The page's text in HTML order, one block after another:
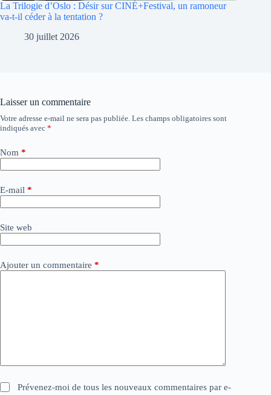
La Trilogie d’Oslo : Désir sur CINÉ+Festival, un ramoneur
va-t-il céder à la tentation ?
30 juillet 2026
Laisser un commentaire
Votre adresse e-mail ne sera pas publiée. Les champs obligatoires sont
indiqués avec *
Nom *
E-mail *
Site web
Ajouter un commentaire *
Prévenez-moi de tous les nouveaux commentaires par e-
A
l
e
n
a
t
i
e